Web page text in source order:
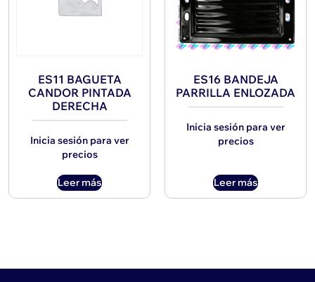
ES11 BAGUETA
CANDOR PINTADA
DERECHA
Inicia sesión para ver
precios
Leer más
ES16 BANDEJA
PARRILLA ENLOZADA
Inicia sesión para ver
precios
Leer más